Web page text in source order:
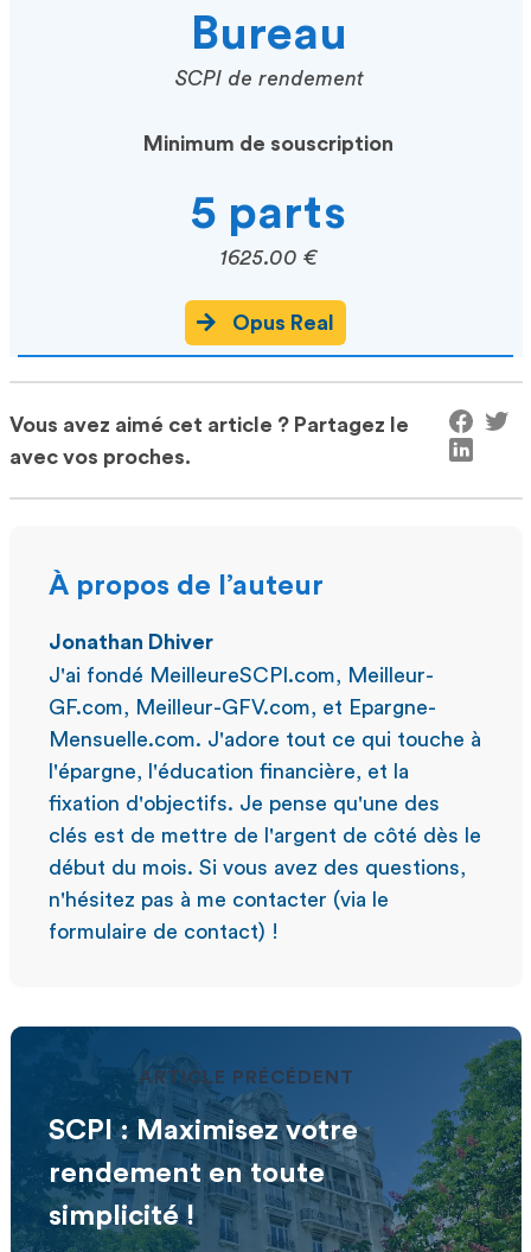
Bureau
SCPI de rendement
Minimum de souscription
5 parts
1625.00 €
Opus Real
Vous avez aimé cet article ? Partagez le
avec vos proches.
À propos de l’auteur
Jonathan Dhiver
J'ai fondé MeilleureSCPI.com, Meilleur-
GF.com, Meilleur-GFV.com, et Epargne-
Mensuelle.com. J'adore tout ce qui touche à
l'épargne, l'éducation financière, et la
fixation d'objectifs. Je pense qu'une des
clés est de mettre de l'argent de côté dès le
début du mois. Si vous avez des questions,
n'hésitez pas à me contacter (via le
formulaire de contact) !
ARTICLE PRÉCÉDENT
SCPI : Maximisez votre
rendement en toute
simplicité !